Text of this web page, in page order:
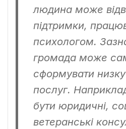
людина може
підтримки,
психологом.
громада може
сформувати
послуг.
бути юридичні,
ветеранські